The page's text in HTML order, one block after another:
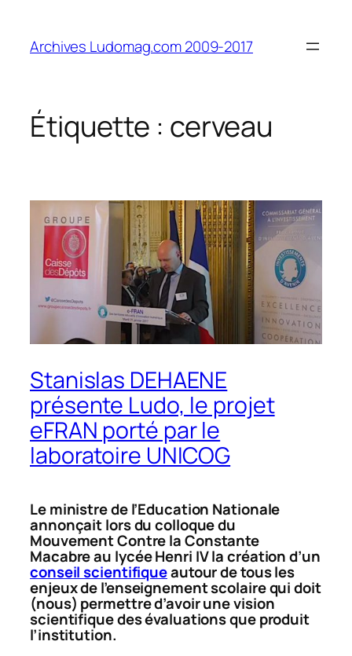
contenu
Archives Ludomag.com 2009-2017
Étiquette : cerveau
Stanislas DEHAENE
présente Ludo, le projet
eFRAN porté par le
laboratoire UNICOG
Le ministre de l’Education Nationale
annonçait lors du colloque du
Mouvement Contre la Constante
Macabre au lycée Henri IV la création d’un
conseil scientifiqueautour de tous les
enjeux de l’enseignement scolaire qui doit
(nous) permettre d’avoir une vision
scientifique des évaluations que produit
l’institution.